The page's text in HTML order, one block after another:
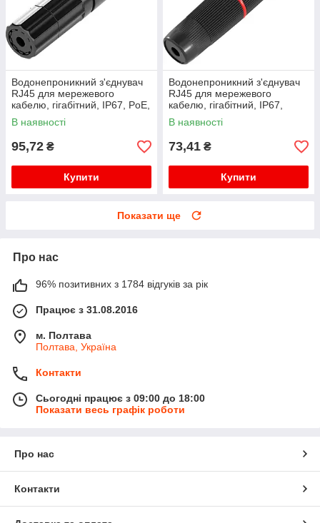
Водонепроникний з'єднувач
RJ45 для мережевого
кабелю, гігабітний, IP67, PoE,
чорний
В наявності
95,72 ₴
Купити
Водонепроникний з'єднувач
RJ45 для мережевого
кабелю, гігабітний, IP67,
чорний, WDT-IP67ZT/B
В наявності
73,41 ₴
Купити
Показати ще
Про нас
96% позитивних з 1784 відгуків за рік
Працює з 31.08.2016
м. Полтава
Полтава, Україна
Контакти
Сьогодні працює з 09:00 до 18:00
Показати весь графік роботи
Про нас
Контакти